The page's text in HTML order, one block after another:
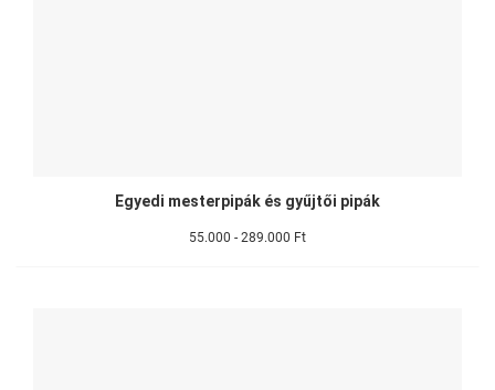
Egyedi mesterpipák és gyűjtői pipák
55.000 - 289.000 Ft